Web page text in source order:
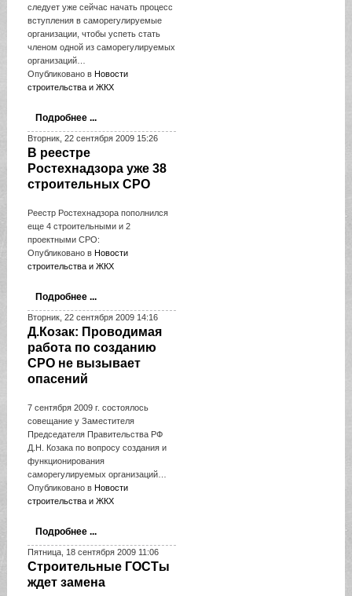
следует уже сейчас начать процесс
вступления в саморегулируемые
организации, чтобы успеть стать
членом одной из саморегулируемых
организаций…
Опубликовано в Новости
строительства и ЖКХ
Подробнее ...
Вторник, 22 сентября 2009 15:26
В реестре
Ростехнадзора уже 38
строительных СРО
Реестр Ростехнадзора пополнился
еще 4 строительными и 2
проектными СРО:
Опубликовано в Новости
строительства и ЖКХ
Подробнее ...
Вторник, 22 сентября 2009 14:16
Д.Козак: Проводимая
работа по созданию
СРО не вызывает
опасений
7 сентября 2009 г. состоялось
совещание у Заместителя
Председателя Правительства РФ
Д.Н. Козака по вопросу создания и
функционирования
саморегулируемых организаций…
Опубликовано в Новости
строительства и ЖКХ
Подробнее ...
Пятница, 18 сентября 2009 11:06
Строительные ГОСТы
ждет замена